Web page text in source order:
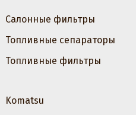
Салонные фильтры
Топливные сепараторы
Топливные фильтры
Komatsu